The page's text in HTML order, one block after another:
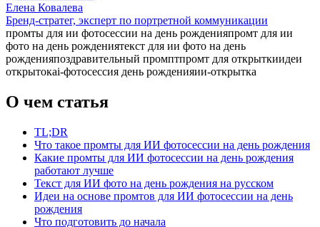
Елена Ковалева
Бренд-стратег, эксперт по портретной коммуникации
промты для ии фотосессии на день рожденияпромт для ии
фото на день рождениятекст для ии фото на день
рожденияпоздравительный промптпромт для открыткиидеи
открытокai-фотосессия день рожденияии-открытка
О чем статья
TL;DR
Что такое промты для ИИ фотосессии на день рождения
Какие промты для ИИ фотосессии на день рождения
работают лучше
Текст для ИИ фото на день рождения на русском
Идеи на основе промтов для ИИ фотосессии на день
рождения
Что подготовить до начала